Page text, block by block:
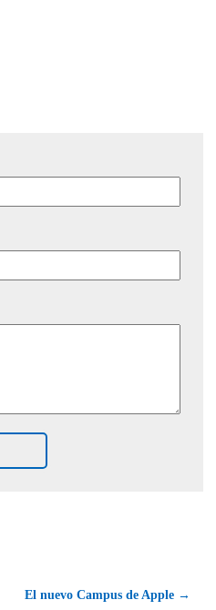
El nuevo Campus de Apple →